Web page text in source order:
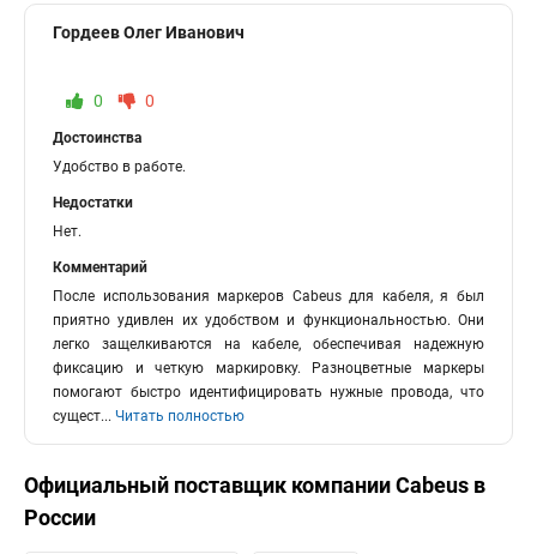
Гордеев Олег Иванович
0 0
Достоинства
Удобство в работе.
Недостатки
Нет.
Комментарий
После использования маркеров Cabeus для кабеля, я был
приятно удивлен их удобством и функциональностью. Они
легко защелкиваются на кабеле, обеспечивая надежную
фиксацию и четкую маркировку. Разноцветные маркеры
помогают быстро идентифицировать нужные провода, что
сущест... Читать полностью
Официальный поставщик компанииCabeus в
России